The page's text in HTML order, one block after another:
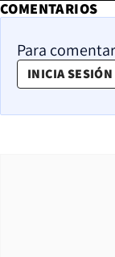
COMENTARIOS
Para
INICIA SESIÓN